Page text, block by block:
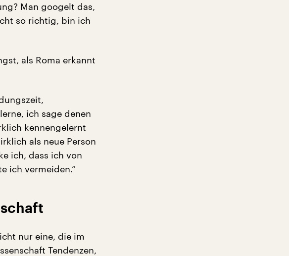
Man googelt das,
so richtig, bin ich
als Roma erkannt
ich sage denen
kennengelernt
als neue Person
ich, dass ich von
ich vermeiden.“
nur eine, die im
Tendenzen,